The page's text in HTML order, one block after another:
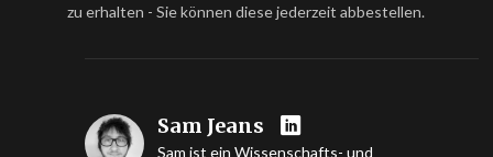
zu erhalten - Sie können diese jederzeit abbestellen.
Sam Jeans
Sam ist ein Wissenschafts- und